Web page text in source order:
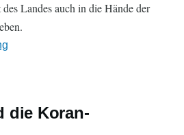
Landes auch in die Hände der
die Koran-